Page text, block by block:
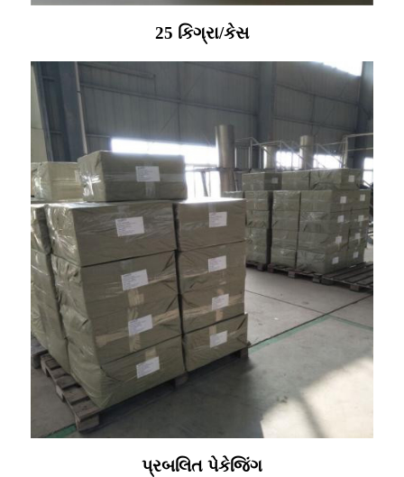
25 કિગ્રા/કેસ
પ્રબલિત પેકેજિંગ